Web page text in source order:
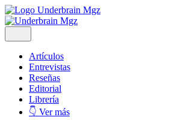
Artículos
Entrevistas
Reseñas
Editorial
Librería
👇 Ver más